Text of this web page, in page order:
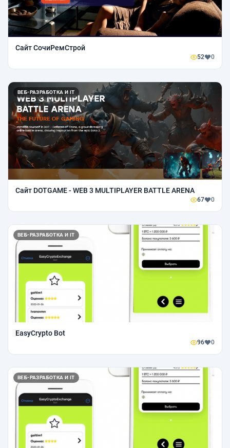
Сайт СочиРемСтрой
52 0
ВЕБ-РАЗРАБОТКА И IT
Сайт DOTGAME - WEB 3 MULTIPLAYER BATTLE ARENA
67 0
ВЕБ-РАЗРАБОТКА И IT
EasyCrypto Bot
96 0
ВЕБ-РАЗРАБОТКА И IT